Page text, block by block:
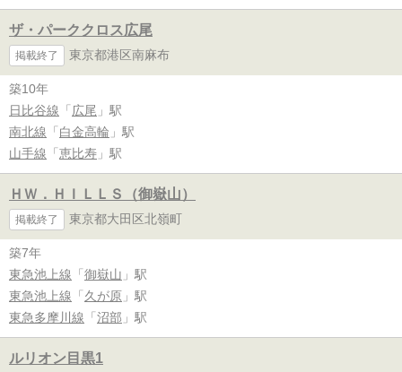
ザ・パーククロス広尾
掲載終了 東京都港区南麻布
築10年
日比谷線 「 広尾 」駅
南北線 「 白金高輪 」駅
山手線 「 恵比寿 」駅
ＨＷ．ＨＩＬＬＳ（御嶽山）
掲載終了 東京都大田区北嶺町
築7年
東急池上線 「 御嶽山 」駅
東急池上線 「 久が原 」駅
東急多摩川線 「 沼部 」駅
ルリオン目黒1